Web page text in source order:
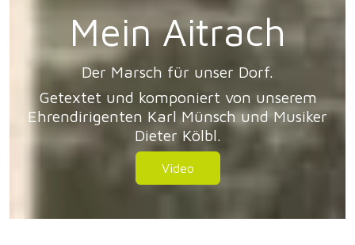
Mein Aitrach
Der Marsch für unser Dorf.
Getextet und komponiert von unserem
Ehrendirigenten Karl Münsch und Musiker
Dieter Kölbl.
Video